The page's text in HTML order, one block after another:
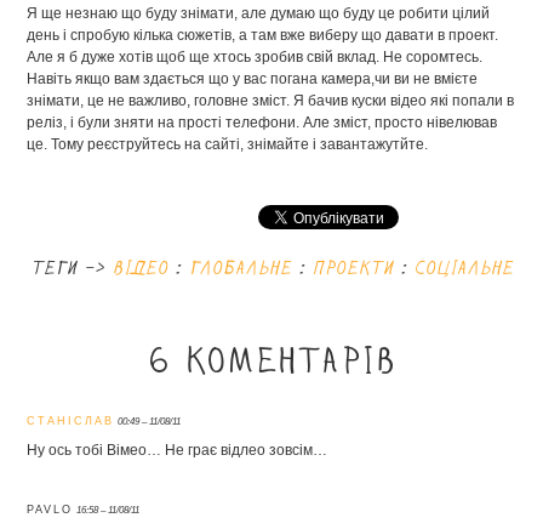
Я ще незнаю що буду знімати, але думаю що буду це робити цілий
день і спробую кілька сюжетів, а там вже виберу що давати в проект.
Але я б дуже хотів щоб ще хтось зробив свій вклад. Не соромтесь.
Навіть якщо вам здається що у вас погана камера,чи ви не вмієте
знімати, це не важливо, головне зміст. Я бачив куски відео які попали в
реліз, і були зняти на прості телефони. Але зміст, просто нівелював
це. Тому реєструйтесь на сайті, знімайте і завантажутйте.
теги -> відео: глобальне : проекти: соціальне
6 коментарів
СТАНІСЛАВ 00:49 – 11/08/11
Ну ось тобі Вімео… Не грає відлео зовсім…
PAVLO 16:58 – 11/08/11